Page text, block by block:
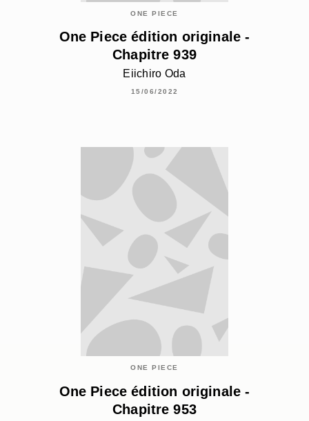
ONE PIECE
One Piece édition originale -
Chapitre 939
Eiichiro Oda
15/06/2022
ONE PIECE
One Piece édition originale -
Chapitre 953